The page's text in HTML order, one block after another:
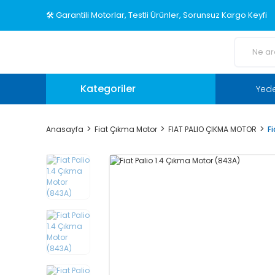
🛠️ Garantili Motorlar, Testli Ürünler, Sorunsuz Kargo Keyfi
Kategoriler
Anasayfa Fiat Çıkma Motor FIAT PALIO ÇIKMA MOTOR